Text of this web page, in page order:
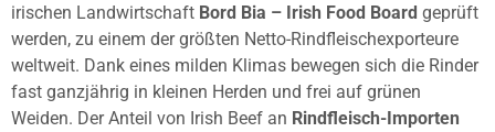
irischen Landwirtschaft Bord Bia – Irish Food Board geprüft
werden, zu einem der größten Netto-Rindfleischexporteure
weltweit. Dank eines milden Klimas bewegen sich die Rinder
fast ganzjährig in kleinen Herden und frei auf grünen
Weiden. Der Anteil von Irish Beef an Rindfleisch-Importen